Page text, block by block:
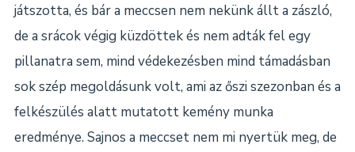
játszotta, és bár a meccsen nem nekünk állt a zászló,
de a srácok végig küzdöttek és nem adták fel egy
pillanatra sem, mind védekezésben mind támadásban
sok szép megoldásunk volt, ami az őszi szezonban és a
felkészülés alatt mutatott kemény munka
eredménye. Sajnos a meccset nem mi nyertük meg, de